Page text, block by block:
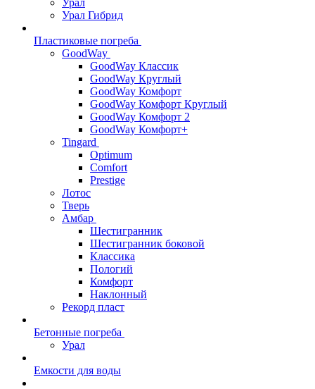
Урал
Урал Гибрид
Пластиковые погреба
GoodWay
GoodWay Классик
GoodWay Круглый
GoodWay Комфорт
GoodWay Комфорт Круглый
GoodWay Комфорт 2
GoodWay Комфорт+
Tingard
Optimum
Comfort
Prestige
Лотос
Тверь
Амбар
Шестигранник
Шестигранник боковой
Классика
Пологий
Комфорт
Наклонный
Рекорд пласт
Бетонные погреба
Урал
Емкости для воды